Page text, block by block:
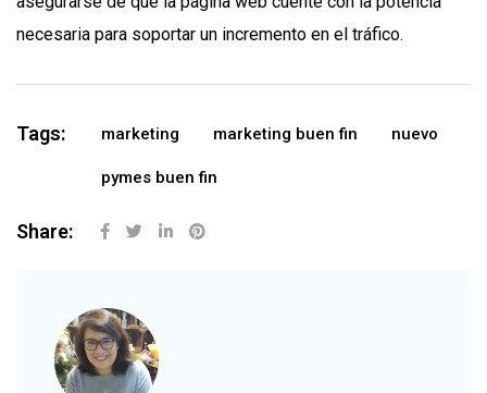
necesaria para soportar un incremento en el tráfico.
Tags: marketing marketing buen fin nuevo
pymes buen fin
Share: